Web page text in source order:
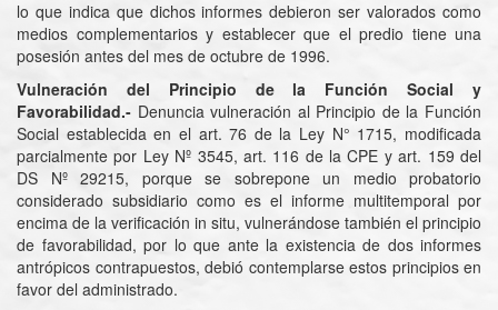
lo que indica que dichos informes debieron ser valorados como
medios complementarios y establecer que el predio tiene una
posesión antes del mes de octubre de 1996.
Vulneración del Principio de la Función Social y
Favorabilidad.- Denuncia vulneración al Principio de la Función
Social establecida en el art. 76 de la Ley N° 1715, modificada
parcialmente por Ley Nº 3545, art. 116 de la CPE y art. 159 del
DS Nº 29215, porque se sobrepone un medio probatorio
considerado subsidiario como es el informe multitemporal por
encima de la verificación in situ, vulnerándose también el principio
de favorabilidad, por lo que ante la existencia de dos informes
antrópicos contrapuestos, debió contemplarse estos principios en
favor del administrado.